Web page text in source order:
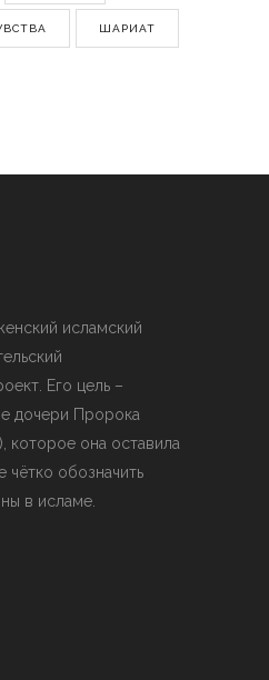
ШАРИАТ
исламский
Его цель –
дочери Пророка
которое она оставила
чётко обозначить
в исламе.